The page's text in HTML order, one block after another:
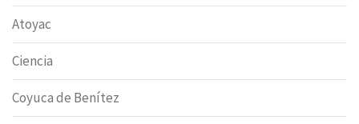
Atoyac
Ciencia
Coyuca de Benítez